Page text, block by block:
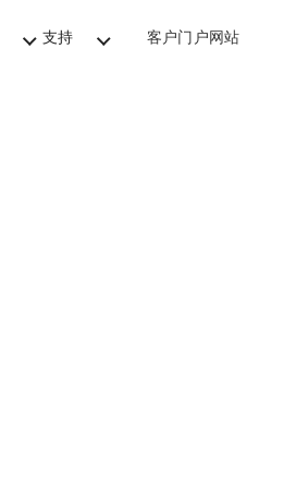
支持 客户门户网站